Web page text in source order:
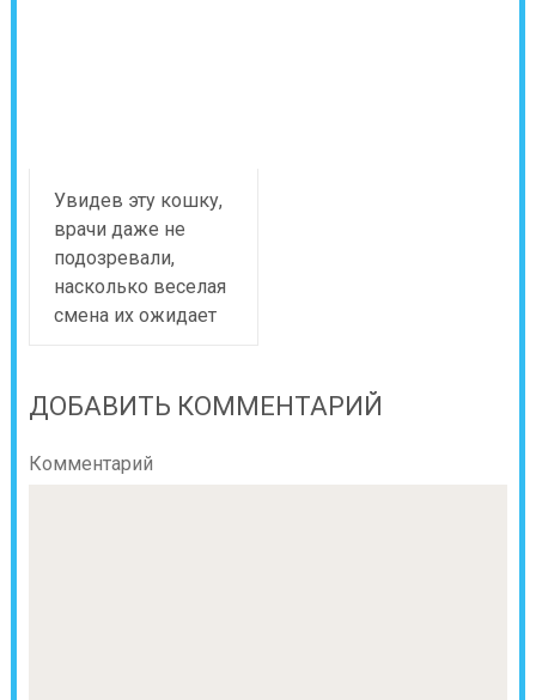
Увидев эту кошку,
врачи даже не
подозревали,
насколько веселая
смена их ожидает
ДОБАВИТЬ КОММЕНТАРИЙ
Комментарий